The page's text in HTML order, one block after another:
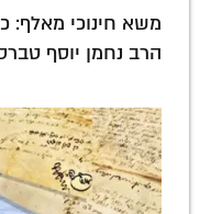
משא חינוכי מאלף:
הרב נחמן יוסף